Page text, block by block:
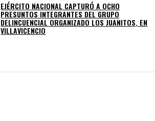
EJÉRCITO NACIONAL CAPTURÓ A OCHO
PRESUNTOS INTEGRANTES DEL GRUPO
DELINCUENCIAL ORGANIZADO LOS JUANITOS, EN
VILLAVICENCIO